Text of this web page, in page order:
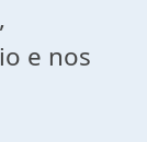
e nos